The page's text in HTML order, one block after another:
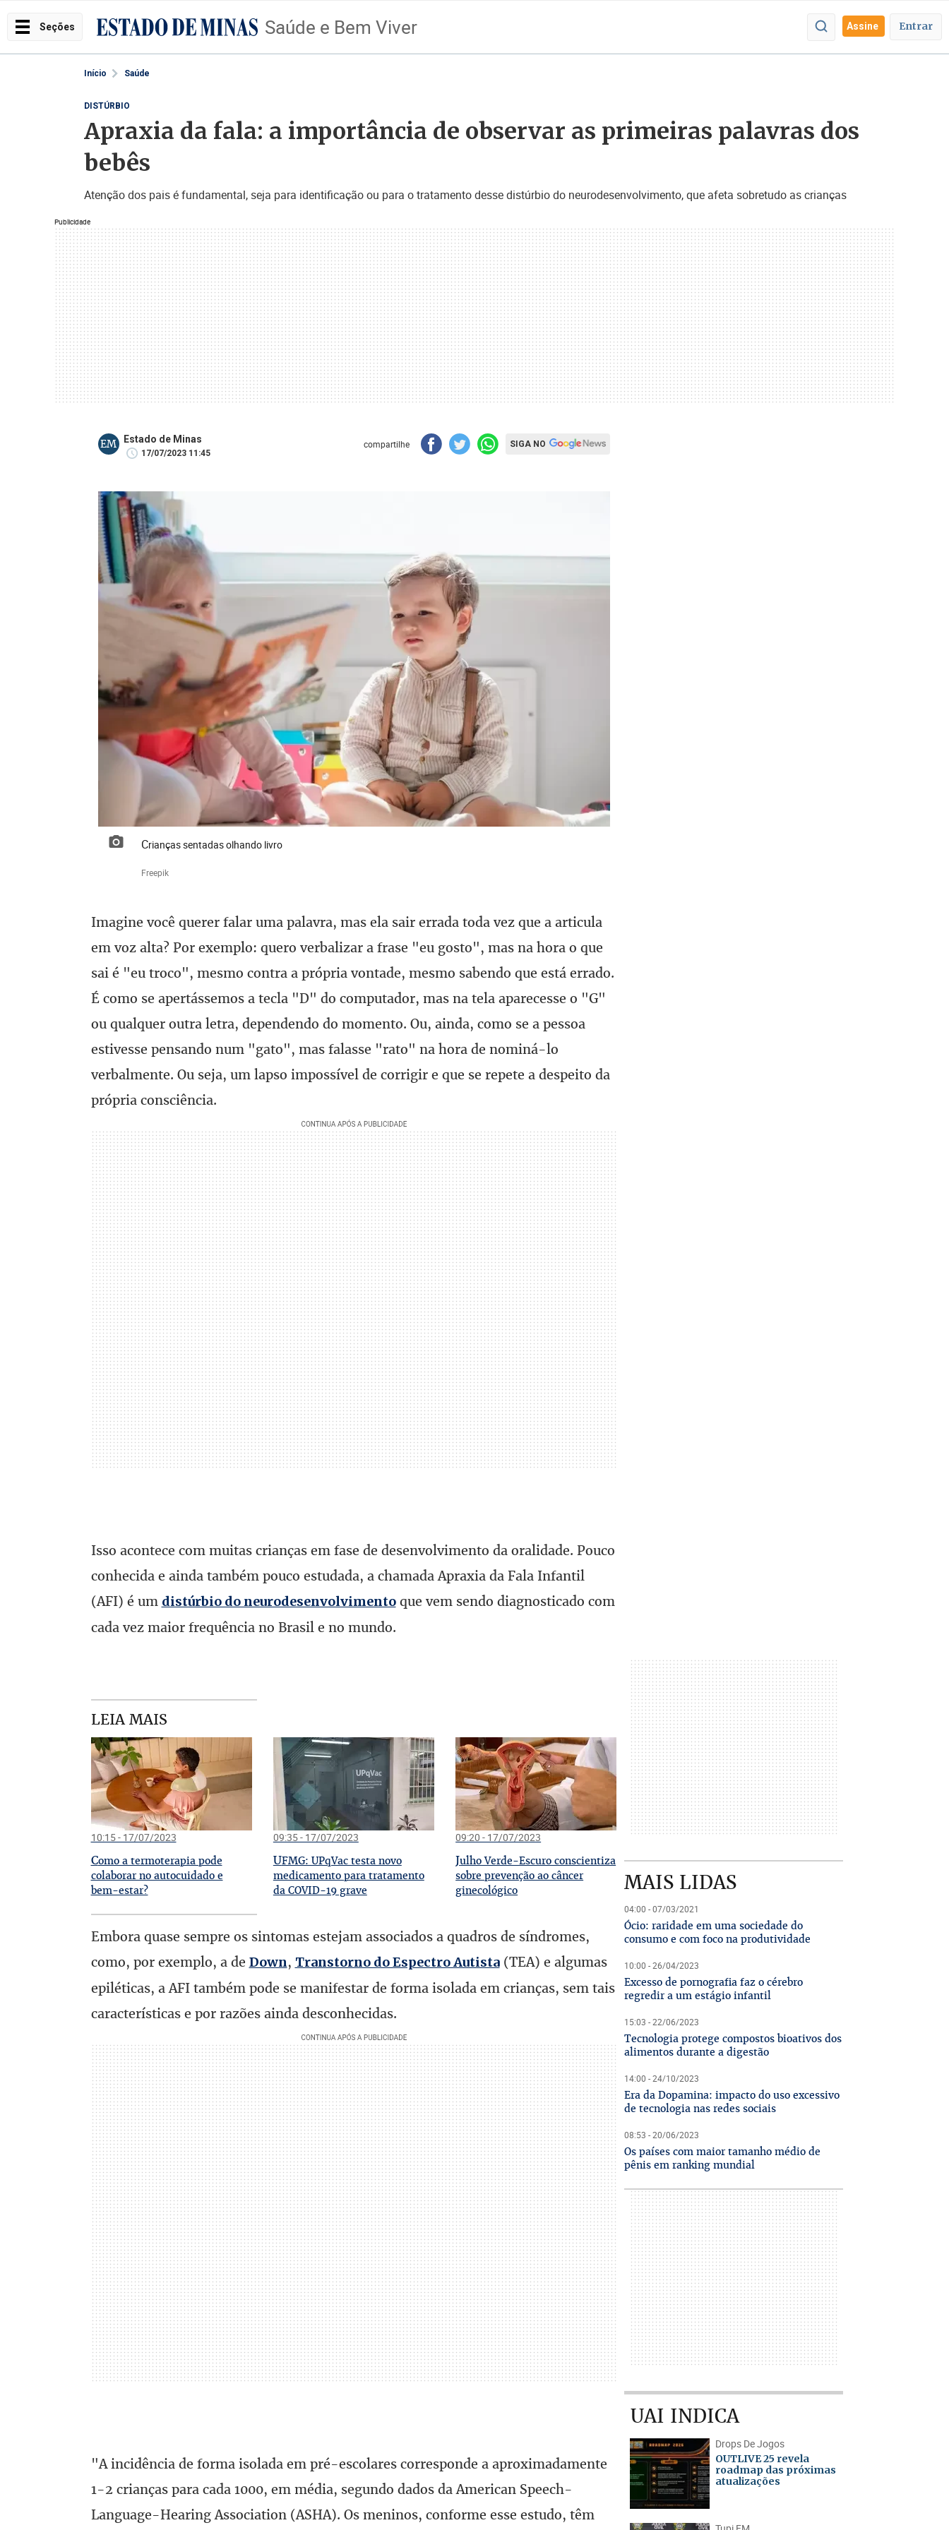
Seções Saúde e Bem Viver Assine Entrar
Início Saúde
Publicidade
DISTÚRBIO
Apraxia da fala: a importância de observar as primeiras palavras dos
bebês
Atenção dos pais é fundamental, seja para identificação ou para o tratamento desse distúrbio do neurodesenvolvimento, que afeta sobretudo as crianças
EM Estado de Minas
17/07/2023 11:45
compartilhe SIGA NO
Crianças sentadas olhando livro
Freepik
Imagine você querer falar uma palavra, mas ela sair errada toda vez que a articula
em voz alta? Por exemplo: quero verbalizar a frase "eu gosto", mas na hora o que
sai é "eu troco", mesmo contra a própria vontade, mesmo sabendo que está errado.
É como se apertássemos a tecla "D" do computador, mas na tela aparecesse o "G"
ou qualquer outra letra, dependendo do momento. Ou, ainda, como se a pessoa
estivesse pensando num "gato", mas falasse "rato" na hora de nominá-lo
verbalmente. Ou seja, um lapso impossível de corrigir e que se repete a despeito da
própria consciência.
Isso acontece com muitas crianças em fase de desenvolvimento da oralidade. Pouco
conhecida e ainda também pouco estudada, a chamada Apraxia da Fala Infantil
(AFI) é um distúrbio do neurodesenvolvimentoque vem sendo diagnosticado com
cada vez maior frequência no Brasil e no mundo.
LEIA MAIS
10:15 - 17/07/2023
Como a termoterapia pode
colaborar no autocuidado e
bem-estar?
09:35 - 17/07/2023
UFMG: UPqVac testa novo
medicamento para tratamento
da COVID-19 grave
09:20 - 17/07/2023
Julho Verde-Escuro conscientiza
sobre prevenção ao câncer
ginecológico
Embora quase sempre os sintomas estejam associados a quadros de síndromes,
como, por exemplo, a de Down, Transtorno do Espectro Autista(TEA) e algumas
epiléticas, a AFI também pode se manifestar de forma isolada em crianças, sem tais
características e por razões ainda desconhecidas.
"A incidência de forma isolada em pré-escolares corresponde a aproximadamente
1-2 crianças para cada 1000, em média, segundo dados da American Speech-
Language-Hearing Association (ASHA). Os meninos, conforme esse estudo, têm
MAIS LIDAS
04:00 - 07/03/2021
Ócio: raridade em uma sociedade do
consumo e com foco na produtividade
10:00 - 26/04/2023
Excesso de pornografia faz o cérebro
regredir a um estágio infantil
15:03 - 22/06/2023
Tecnologia protege compostos bioativos dos
alimentos durante a digestão
14:00 - 24/10/2023
Era da Dopamina: impacto do uso excessivo
de tecnologia nas redes sociais
08:53 - 20/06/2023
Os países com maior tamanho médio de
pênis em ranking mundial
UAI INDICA
Drops De Jogos
OUTLIVE 25 revela
roadmap das próximas
atualizações